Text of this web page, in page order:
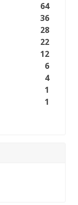
64
36
28
22
12
6
4
1
1